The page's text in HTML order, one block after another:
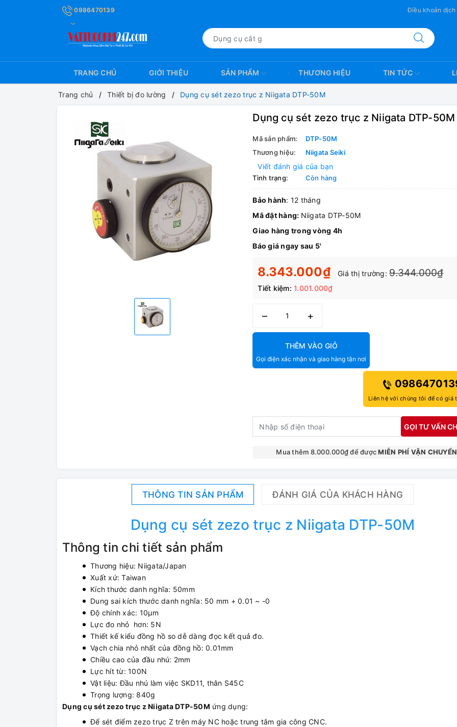
0986470139 Điều khoản dịch
TRANG CHỦ GIỚI THIỆU SẢN PHẨM THƯƠNG HIỆU TIN TỨC
Trang chủ Thiết bị đo lường Dụng cụ sét zezo trục z Niigata DTP-50M
Dụng cụ sét zezo trục z Niigata DTP-50M
Mã sản phẩm:
DTP-50M
Thương hiệu:
Niigata Seiki
Viết đánh giá của bạn
Tình trạng: Còn hàng
Bảo hành: 12 tháng
Mã đặt hàng: Niigata DTP-50M
Giao hàng trong vòng 4h
Báo giá ngay sau 5'
8.343.000₫ Giá thị trường:9.344.000₫
Tiết kiệm:1.001.000₫
– +
THÊM VÀO GIỎ
Gọi điện xác nhận và giao hàng tận nơi
Liên hệ với chúng tôi để có giá
GỌI TƯ VẤN
Mua thêm 8.000.000₫ để đượcMIỄN PHÍ VẬN CHUYỂN
THÔNG TIN SẢN PHẨM ĐÁNH GIÁ CỦA KHÁCH HÀNG
Dụng cụ sét zezo trục z Niigata DTP-50M
Thông tin chi tiết sản phẩm
Thương hiệu: Niigata/Japan
Xuất xứ: Taiwan
Kích thước danh nghĩa: 50mm
Dung sai kích thước danh nghĩa: 50 mm + 0.01 ~ -0
Độ chính xác: 10μm
Lực đo nhỏ hơn: 5N
Thiết kế kiểu đồng hồ so dễ dàng đọc kết quả đo.
Vạch chia nhỏ nhất của đồng hồ: 0.01mm
Chiều cao của đầu nhú: 2mm
Lực hít từ: 100N
Vật liệu: Đầu nhú làm việc SKD11, thân S45C
Trọng lượng: 840g
Dụng cụ sét zezo trục z Niigata DTP-50M ứng dụng:
Để sét điểm zezo trục Z trên máy NC hoặc trung tâm gia công CNC.